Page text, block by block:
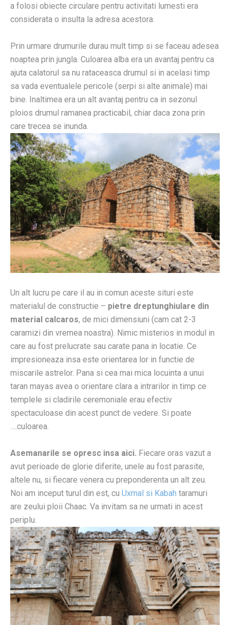
a folosi obiecte circulare pentru activitati lumesti era
considerata o insulta la adresa acestora.
Prin urmare drumurile durau mult timp si se faceau adesea
noaptea prin jungla. Culoarea alba era un avantaj pentru ca
ajuta calatorul sa nu rataceasca drumul si in acelasi timp
sa vada eventualele pericole (serpi si alte animale) mai
bine. Inaltimea era un alt avantaj pentru ca in sezonul
ploios drumul ramanea practicabil, chiar daca zona prin
care trecea se inunda.
Un alt lucru pe care il au in comun aceste situri este
materialul de constructie – pietre dreptunghiulare din
material calcaros, de mici dimensiuni (cam cat 2-3
caramizi din vremea noastra). Nimic misterios in modul in
care au fost prelucrate sau carate pana in locatie. Ce
impresioneaza insa este orientarea lor in functie de
miscarile astrelor. Pana si cea mai mica locuinta a unui
taran mayas avea o orientare clara a intrarilor in timp ce
templele si cladirile ceremoniale erau efectiv
spectaculoase din acest punct de vedere. Si poate
….culoarea.
Asemanarile se opresc insa aici. Fiecare oras vazut a
avut perioade de glorie diferite, unele au fost parasite,
altele nu, si fiecare venera cu preponderenta un alt zeu.
Noi am inceput turul din est, cu Uxmal si Kabah taramuri
are zeului ploii Chaac. Va invitam sa ne urmati in acest
periplu.